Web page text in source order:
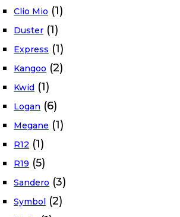
Clio Mio (1)
Duster (1)
Express (1)
Kangoo (2)
Kwid (1)
Logan (6)
Megane (1)
R12 (1)
R19 (5)
Sandero (3)
Symbol (2)